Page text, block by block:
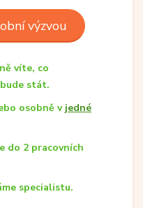
výzvou
víte, co
stát.
osobně v jedné
do 2 pracovních
specialistu.